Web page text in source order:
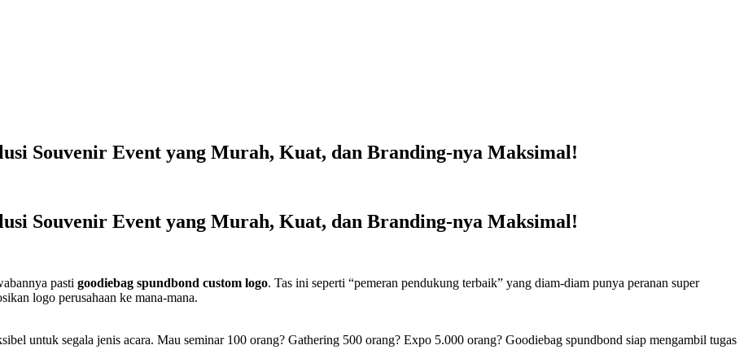
Souvenir Event yang Murah, Kuat, dan Branding-nya Maksimal!
Souvenir Event yang Murah, Kuat, dan Branding-nya Maksimal!
pasti goodiebag spundbond custom logo. Tas ini seperti “pemeran pendukung terbaik” yang diam-diam punya peranan super
logo perusahaan ke mana-mana.
untuk segala jenis acara. Mau seminar 100 orang? Gathering 500 orang? Expo 5.000 orang? Goodiebag spundbond siap mengambil tugas